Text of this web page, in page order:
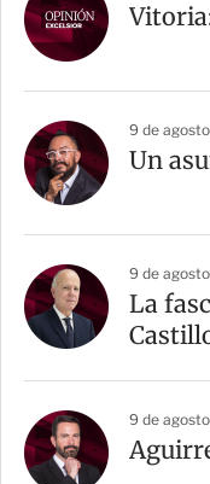
9 de
Un
9 de
La
9 de